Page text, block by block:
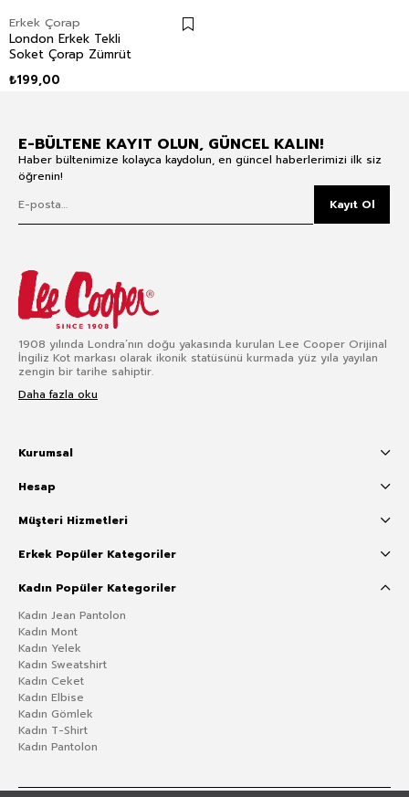
Erkek Çorap
London Erkek Tekli
Soket Çorap Zümrüt
₺199,00
E-BÜLTENE KAYIT OLUN, GÜNCEL KALIN!
Haber bültenimize kolayca kaydolun, en güncel haberlerimizi ilk siz
öğrenin!
Kayıt Ol
1908 yılında Londra’nın doğu yakasında kurulan Lee Cooper Orijinal
İngiliz Kot markası olarak ikonik statüsünü kurmada yüz yıla yayılan
zengin bir tarihe sahiptir.
Daha fazla oku
Kurumsal
Hesap
Müşteri Hizmetleri
Erkek Popüler Kategoriler
Kadın Popüler Kategoriler
Kadın Jean Pantolon
Kadın Mont
Kadın Yelek
Kadın Sweatshirt
Kadın Ceket
Kadın Elbise
Kadın Gömlek
Kadın T-Shirt
Kadın Pantolon